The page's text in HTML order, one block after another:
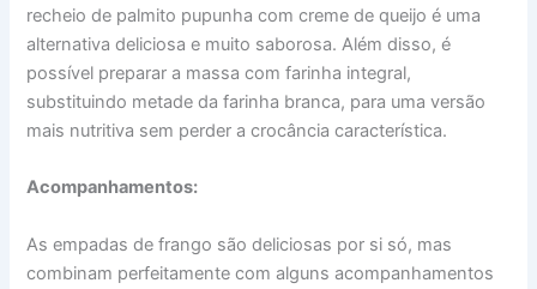
recheio de palmito pupunha com creme de queijo é uma
alternativa deliciosa e muito saborosa. Além disso, é
possível preparar a massa com farinha integral,
substituindo metade da farinha branca, para uma versão
mais nutritiva sem perder a crocância característica.
Acompanhamentos:
As empadas de frango são deliciosas por si só, mas
combinam perfeitamente com alguns acompanhamentos